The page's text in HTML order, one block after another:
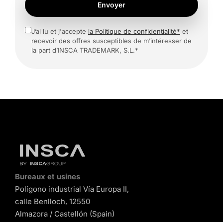
Envoyer
J’ai lu et j'accepte la Politique de confidentialité* et
recevoir des offres susceptibles de m’intéresser de
la part d’INSCA TRADEMARK, S.L.*
Bureaux et usines
Polígono industrial Vía Europa II,
calle Benlloch, 12550
Almazora / Castellón (Spain)